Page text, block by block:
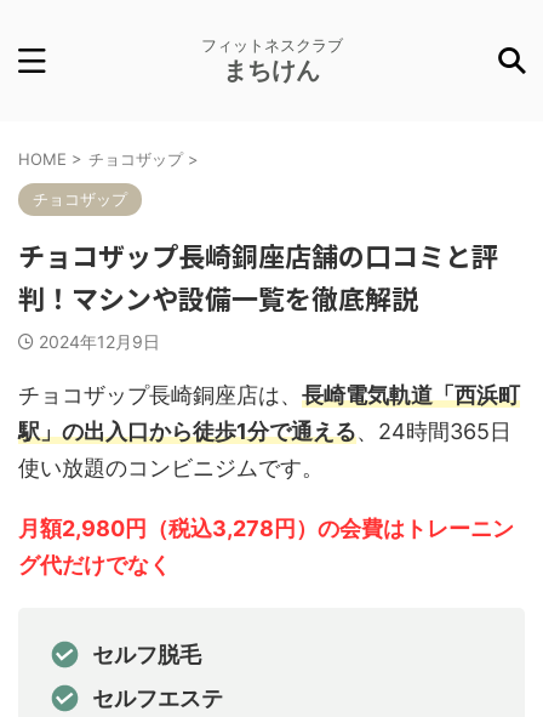
フィットネスクラブ
まちけん
HOME > チョコザップ >
チョコザップ
チョコザップ長崎銅座店舗の口コミと評
判！マシンや設備一覧を徹底解説
2024年12月9日
チョコザップ長崎銅座店は、 長崎電気軌道「西浜町
駅」の出入口から徒歩1分で通える、24時間365日
使い放題のコンビニジムです。
月額2,980円（税込3,278円）の会費はトレーニン
グ代だけでなく
セルフ脱毛
セルフエステ